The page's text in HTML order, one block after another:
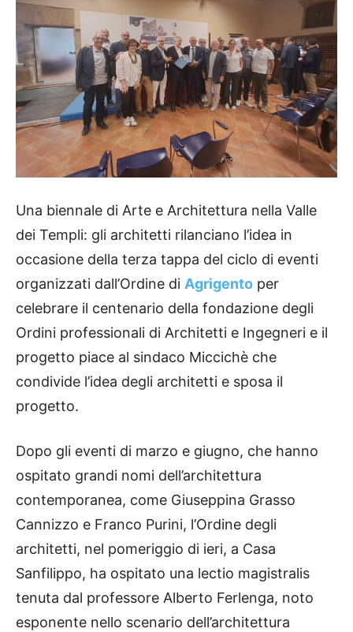
Una biennale di Arte e Architettura nella Valle
dei Templi: gli architetti rilanciano l’idea in
occasione della terza tappa del ciclo di eventi
organizzati dall’Ordine di Agrigento per
celebrare il centenario della fondazione degli
Ordini professionali di Architetti e Ingegneri e il
progetto piace al sindaco Miccichè che
condivide l’idea degli architetti e sposa il
progetto.
Dopo gli eventi di marzo e giugno, che hanno
ospitato grandi nomi dell’architettura
contemporanea, come Giuseppina Grasso
Cannizzo e Franco Purini, l’Ordine degli
architetti, nel pomeriggio di ieri, a Casa
Sanfilippo, ha ospitato una lectio magistralis
tenuta dal professore Alberto Ferlenga, noto
esponente nello scenario dell’architettura